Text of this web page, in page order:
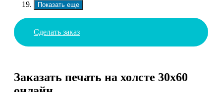
Показать еще
Сделать заказ
Заказать печать на холсте 30х60